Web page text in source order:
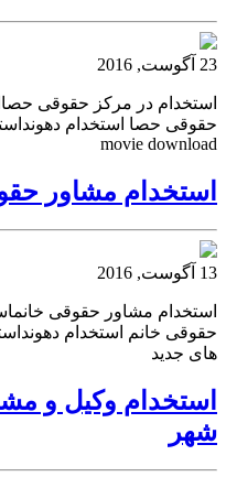
23 آگوست, 2016
استخدام در مرکز حقوقی
movie download
استخدام مشاور
13 آگوست, 2016
استخدام مشاور حقوقی
حقوقی خانم استخدام
های جدید
استخدام وکیل و
شهر